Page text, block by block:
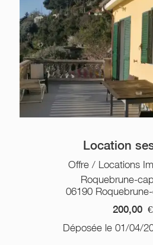
Location
Offre / Locations
Roquebrune-
06190
200,00 €
Déposée le 01/04/